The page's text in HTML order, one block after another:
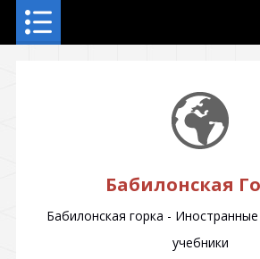
Бабилонская
Бабилонская горка -
учебники